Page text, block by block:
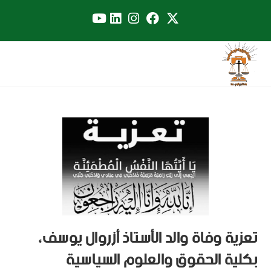
تعزية وفاة والد الأستاذ أزروال يوسف،
بكلية الحقوق والعلوم السياسية